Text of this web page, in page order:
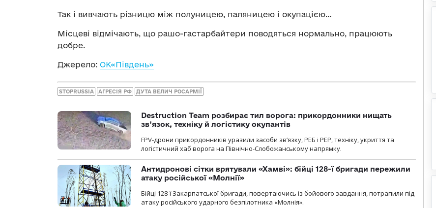
Так і вивчають різницю між полуницею, паляницею і окупацією…
Місцеві відмічають, що рашо-гастарбайтери поводяться нормально, працюють
добре.
Джерело: ОК«Південь»
STOPRUSSIA АГРЕСІЯ РФ ДУТА ВЕЛИЧ РОСАРМІЇ
Destruction Team розбирає тил ворога: прикордонники нищать
зв’язок, техніку й логістику окупантів
FPV-дрони прикордонників уразили засоби зв’язку, РЕБ і РЕР, техніку, укриття та
логістичний хаб ворога на Північно-Слобожанському напрямку.
Антидронові сітки врятували «Хамві»: бійці 128-ї бригади пережили
атаку російської «Молнії»
Бійці 128-ї Закарпатської бригади, повертаючись із бойового завдання, потрапили під
атаку російського ударного безпілотника «Молнія».